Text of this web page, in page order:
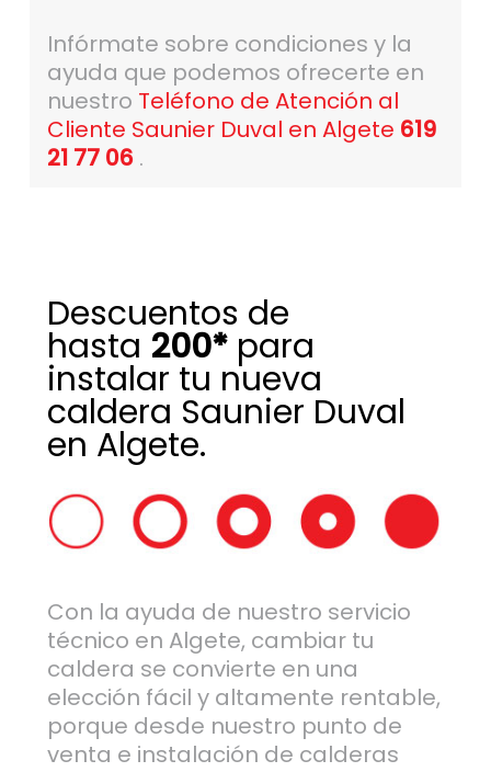
Infórmate sobre condiciones y la
ayuda que podemos ofrecerte en
nuestro Teléfono de Atención al
Cliente Saunier Duval en Algete 619
21 77 06 .
Descuentos de
hasta 200*para
instalar tu nueva
caldera Saunier Duval
en Algete.
Con la ayuda de nuestro servicio
técnico en Algete, cambiar tu
caldera se convierte en una
elección fácil y altamente rentable,
porque desde nuestro punto de
venta e instalación de calderas